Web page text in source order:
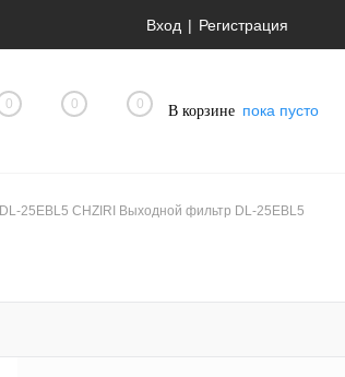
Вход Регистрация
0 0 0 В корзине пока пусто
DL-25EBL5 CHZIRI Выходной фильтр DL-25EBL5